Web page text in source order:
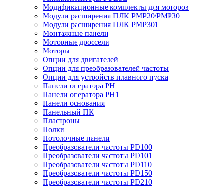
Модификационные комплекты для моторов
Модули расширения ПЛК PMP20/PMP30
Модули расширения ПЛК PMP301
Монтажные панели
Моторные дроссели
Моторы
Опции для двигателей
Опции для преобразователей частоты
Опции для устройств плавного пуска
Панели оператора PH
Панели оператора PH1
Панели основания
Панельный ПК
Пластроны
Полки
Потолочные панели
Преобразователи частоты PD100
Преобразователи частоты PD101
Преобразователи частоты PD110
Преобразователи частоты PD150
Преобразователи частоты PD210